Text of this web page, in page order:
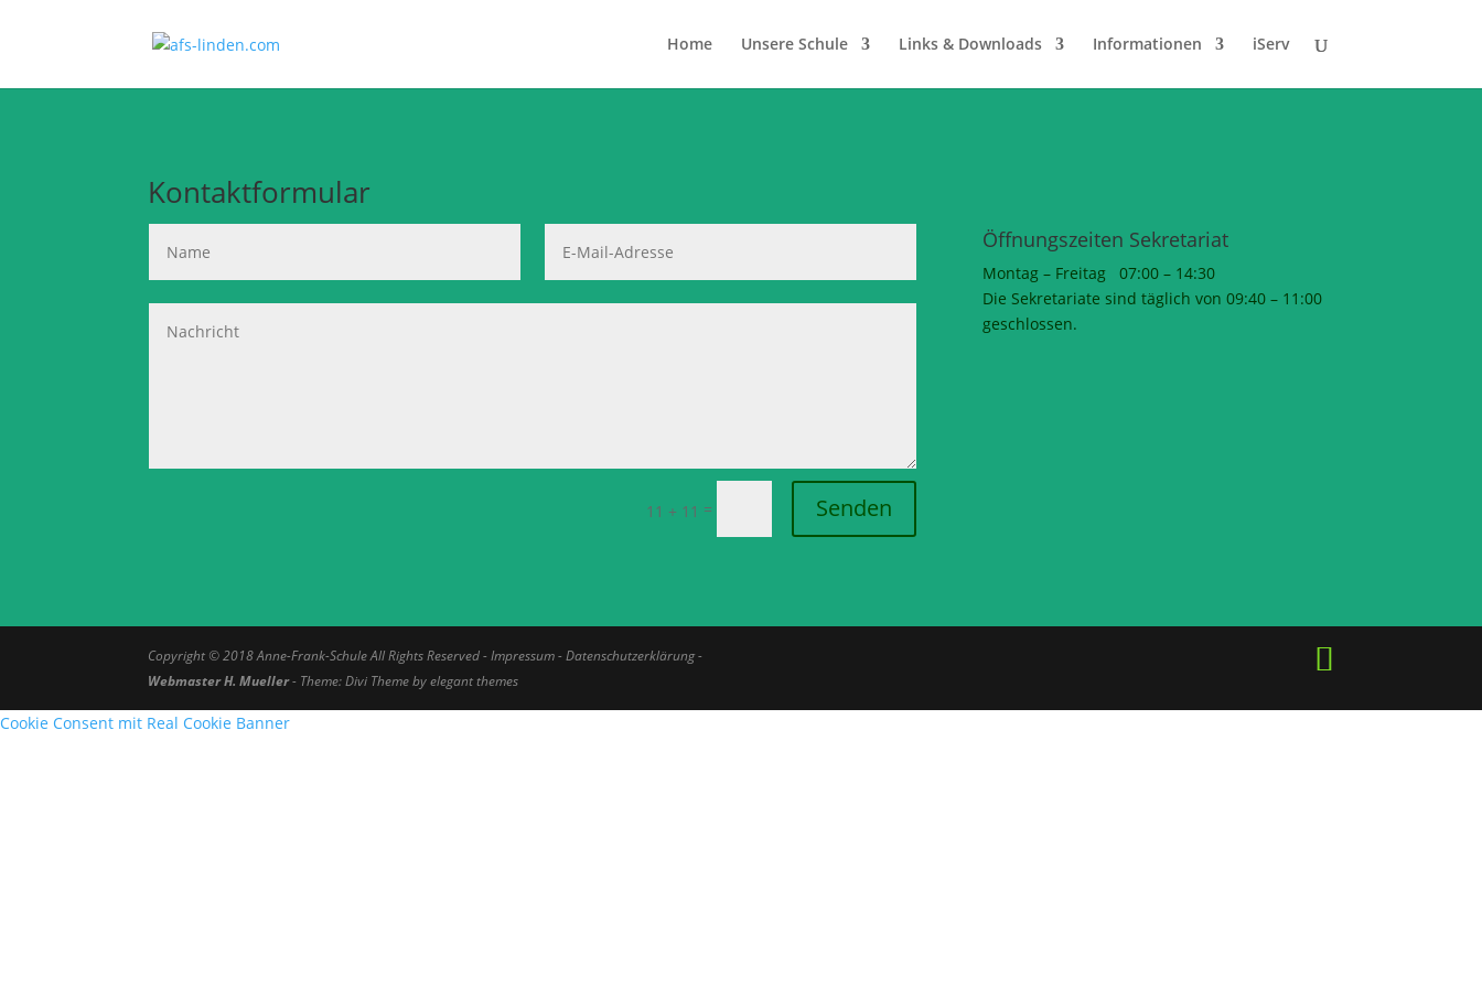
Home Unsere Schule Links & Downloads Informationen iServ
Kontaktformular
11 + 11 = Senden
Öffnungszeiten Sekretariat
Montag – Freitag 07:00 – 14:30
Die Sekretariate sind täglich von 09:40 – 11:00
geschlossen.
Copyright © 2018Anne-Frank-Schule All Rights Reserved -Impressum- Datenschutzerklärung -
Webmaster H. Mueller- Theme: Divi Theme by elegant themes
Cookie Consent mit Real Cookie Banner